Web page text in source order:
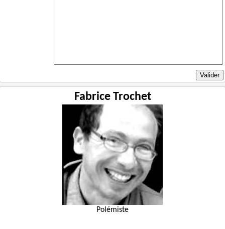
Fabrice Trochet
Polémiste